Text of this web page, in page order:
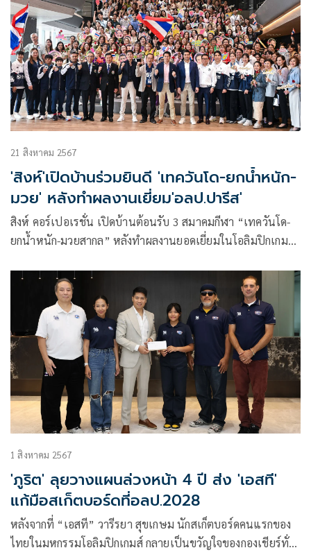
21 สิงหาคม 2567
'สิงห์'เปิดบ้านร่วมยินดี 'เทควันโด-ยกน้ำหนัก-
มวย' หลังทำผลงานเยี่ยม'อลป.ปารีส'
สิงห์ คอร์เปอเรชั่น เปิดบ้านต้อนรับ 3 สมาคมกีฬา “เทควันโด-
ยกน้ำหนัก-มวยสากล” หลังทำผลงานยอดเยี่ยมในโอลิมปิกเกมส์
ทองแดง โดยมีคุณภูริต ภิรมย์ภักดี กรรมการผู้จัดการใหญ่ บริษัท
บุญรอดบริวเวอรี่ จำกัด และคุณปิติ ภิรมย์ภักดี กรรมการรอง
กรรมการผู้จัดการใหญ่ บริษัท บุญรอดบริวเวอรี่ จำกัด ให้การ
ต้อนรับ ที่อาคารสิงห์ คอมเพล็กซ์ ถนนเพชรบุรี กรุงเทพฯ พร้อม
กันนี้ได้มอบเงินสนับสนุนพิเศษจำนวน 5.2 ล้านบาทให้แก่ทั้ง 3
สมาคมกีฬา
1 สิงหาคม 2567
'ภูริต' ลุยวางแผนล่วงหน้า 4 ปี ส่ง 'เอสที'
แก้มือสเก็ตบอร์ดที่อลป.2028
หลังจากที่ “เอสที” วารีรยา สุขเกษม นักสเก็ตบอร์ดคนแรกของ
ไทยในมหกรรมโอลิมปิกเกมส์ กลายเป็นขวัญใจของกองเชียร์ทั่ว